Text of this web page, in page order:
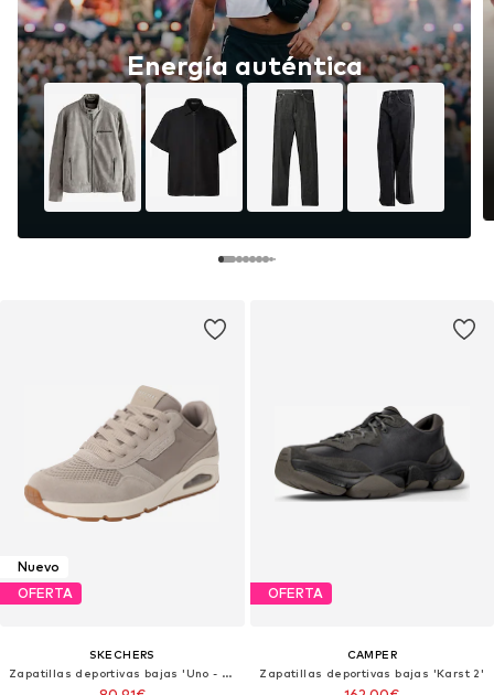
Energía auténtica
Nuevo
OFERTA
SKECHERS
Zapatillas deportivas bajas 'Uno - Vintage Air'
OFERTA
CAMPER
Zapatillas deportivas bajas 'Karst 2'